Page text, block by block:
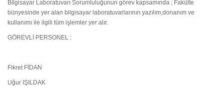
Bilgisayar Laboratuvarı Sorumluluğunun görev kapsamında ; Fakülte
bünyesinde yer alan bilgisayar laboratuvarlarının yazılım,donanım ve
kullanımı ile ilgili tüm işlemler yer alır.
GÖREVLİ PERSONEL :
Fikret FİDAN
Uğur IŞILDAK